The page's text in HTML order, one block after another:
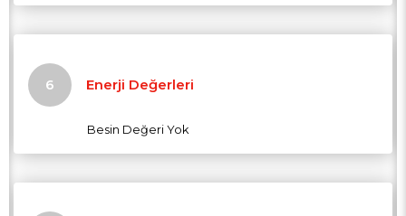
Enerji Değerleri
Besin Değeri Yok